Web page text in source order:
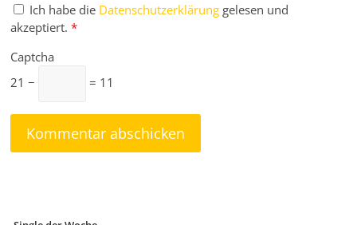
Ich habe die Datenschutzerklärung gelesen und
akzeptiert. *
Captcha
21 −
= 11